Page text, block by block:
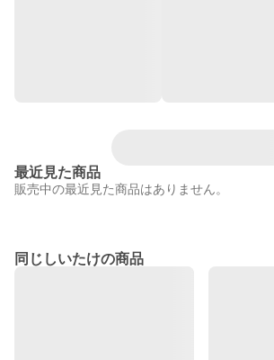
最近見た商品
販売中の最近見た商品はありません。
同じしいたけの商品